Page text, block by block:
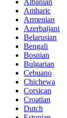
Amharic
Armenian
Azerbaijani
Belarusian
Bengali
Bosnian
Bulgarian
Cebuano
Chichewa
Corsican
Croatian
Dutch